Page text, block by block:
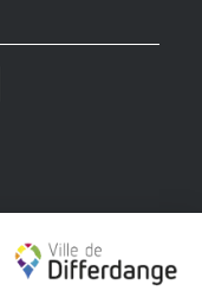
Play Store
✕